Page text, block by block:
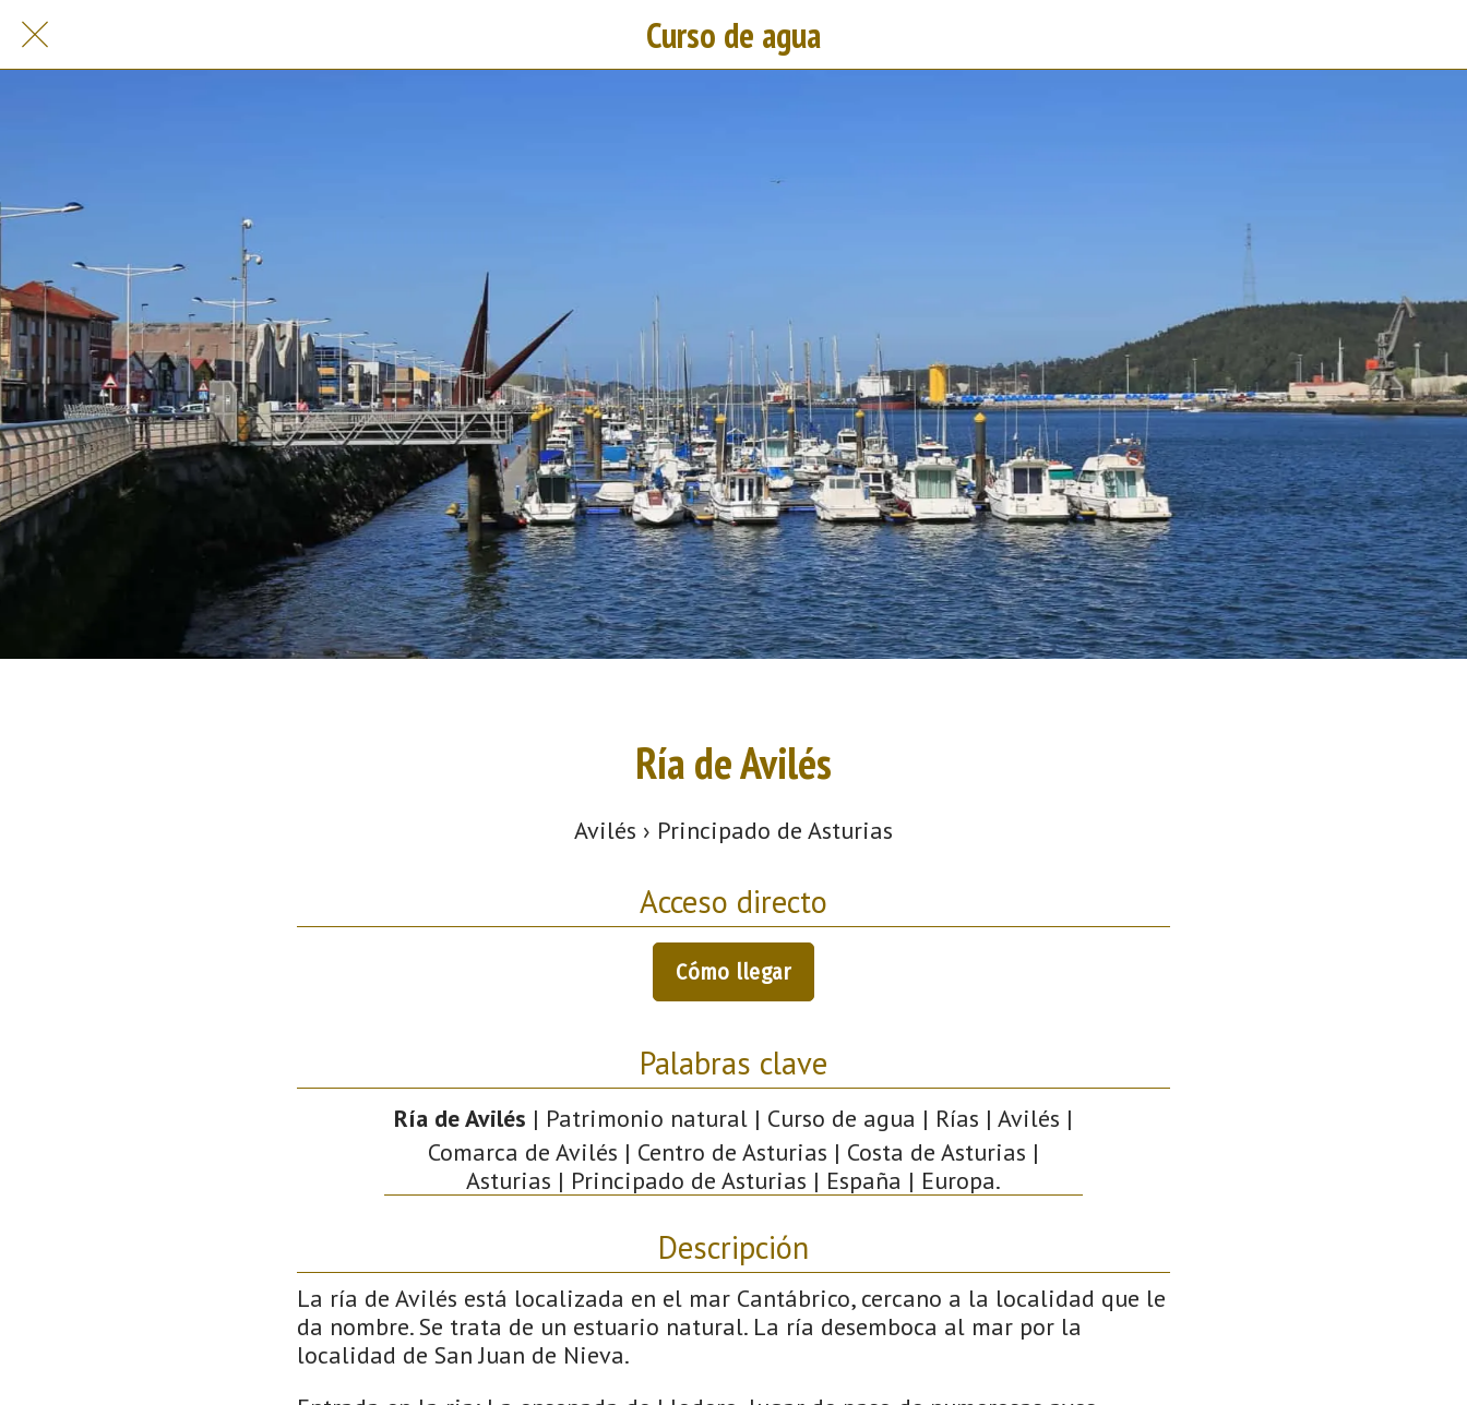
Curso de agua
Ría de Avilés
Avilés › Principado de Asturias
Acceso directo
Cómo llegar
Palabras clave
Ría de Avilés | Patrimonio natural | Curso de agua | Rías | Avilés |
Comarca de Avilés | Centro de Asturias | Costa de Asturias |
Asturias | Principado de Asturias | España | Europa.
Descripción
La ría de Avilés está localizada en el mar Cantábrico, cercano a la localidad que le
da nombre. Se trata de un estuario natural. La ría desemboca al mar por la
localidad de San Juan de Nieva.